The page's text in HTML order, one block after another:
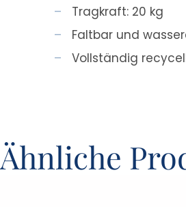
Tragkraft: 20 kg
Faltbar und
Vollständig
Ähnliche